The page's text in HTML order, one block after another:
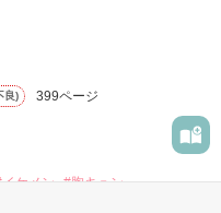
彼を自分から振った。
、
校で”王子様”と呼ばれる
良) 399ページ
ケメン #胸キュン